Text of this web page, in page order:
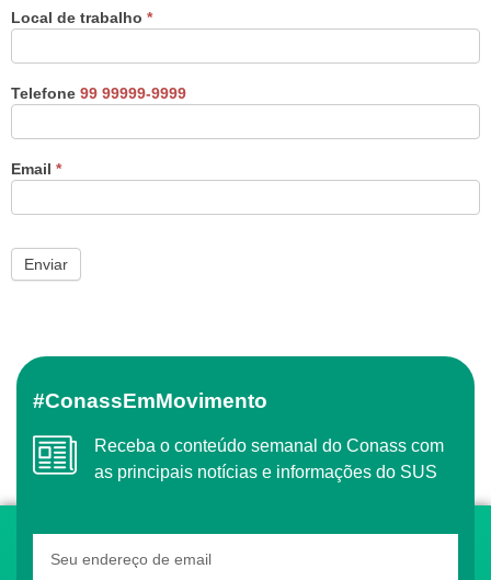
Local de trabalho *
Telefone 99 99999-9999
Email *
Enviar
#ConassEmMovimento
Receba o conteúdo semanal do Conass com
as principais notícias e informações do SUS